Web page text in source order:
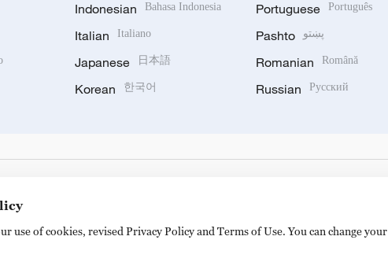
Indonesian Bahasa Indonesia
Italian Italiano
Japanese 日本語
Korean 한국어
Portuguese Português
Pashto پښتو
Romanian Română
Russian Русский
use of cookies, revised Privacy Policy and Terms of Use. You can change your